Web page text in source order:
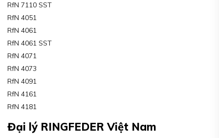
RfN 7110 SST
RfN 4051
RfN 4061
RfN 4061 SST
RfN 4071
RfN 4073
RfN 4091
RfN 4161
RfN 4181
Đại lý RINGFEDER Việt Nam